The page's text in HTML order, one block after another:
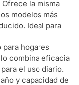
Ofrece la misma
modelos más
Ideal para
para hogares
combina eficacia
el uso diario.
y capacidad de